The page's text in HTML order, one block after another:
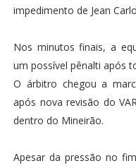
impedimento de Jean
Nos minutos finais, a
um possível pênalti após
O árbitro chegou a
após nova revisão do
dentro do Mineirão.
Apesar da pressão no